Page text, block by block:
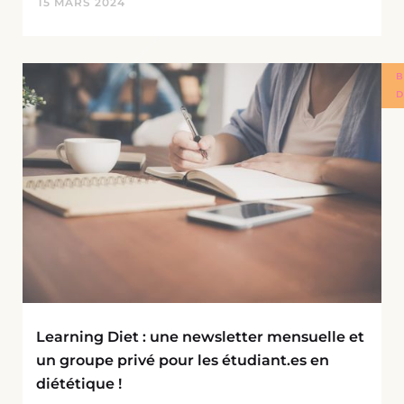
Learning Diet : une newsletter mensuelle et
un groupe privé pour les étudiant.es en
diététique !